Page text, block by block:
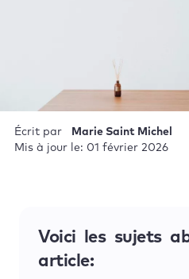
Écrit par
Marie Saint Michel
Mis à jour le: 01 février 2026
Voici les sujets
article: